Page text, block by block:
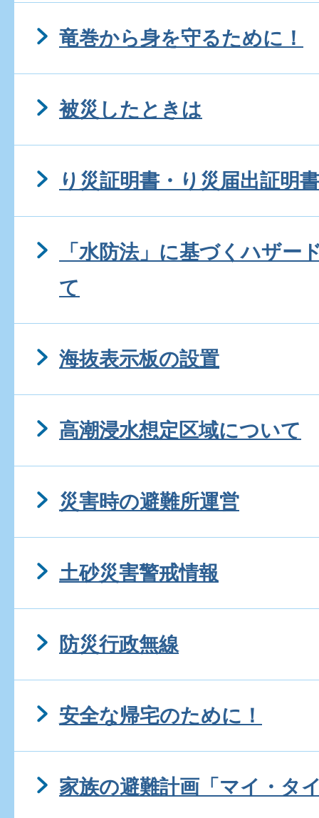
竜巻から身を守るために！
被災したときは
り災証明書・り災届出証明書
「水防法」に基づくハザー
て
海抜表示板の設置
高潮浸水想定区域について
災害時の避難所運営
土砂災害警戒情報
防災行政無線
安全な帰宅のために！
家族の避難計画「マイ・タ